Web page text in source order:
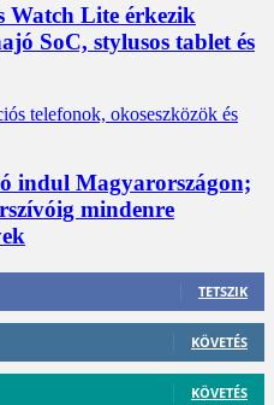
Watch Lite érkezik
SoC, stylusos tablet és
indul Magyarországon;
mindenre
TETSZIK
KÖVETÉS
KÖVETÉS